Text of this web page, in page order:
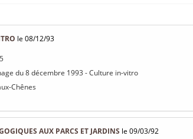
le 08/12/93
du 8 décembre 1993 - Culture in-vitro
Chênes
AUX PARCS ET JARDINS le 09/03/92